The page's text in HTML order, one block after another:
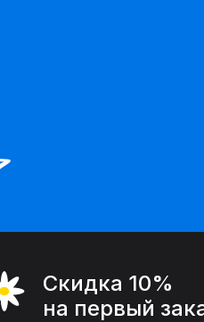
Скидка 10%
на первый